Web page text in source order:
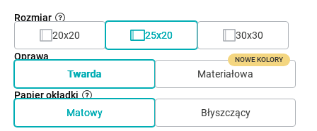
Rozmiar
20x20
25x20
30x30
Oprawa
Twarda
Materiałowa
NOWE KOLORY
Papier okładki
Matowy
Błyszczący